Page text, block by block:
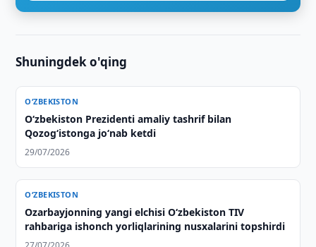
Shuningdek o'qing
O‘ZBEKISTON
Oʻzbekiston Prezidenti amaliy tashrif bilan
Qozogʻistonga joʻnab ketdi
29/07/2026
O‘ZBEKISTON
Ozarbayjonning yangi elchisi O‘zbekiston TIV
rahbariga ishonch yorliqlarining nusxalarini topshirdi